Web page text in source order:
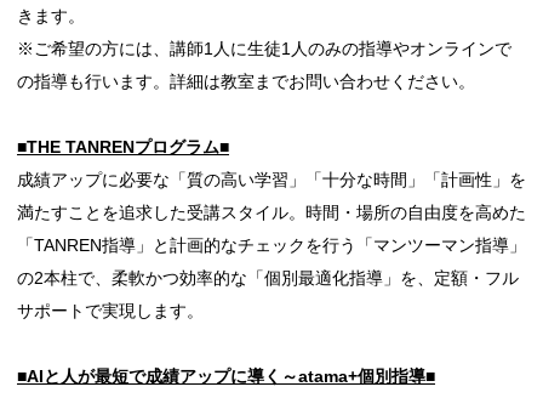
きます。
※ご希望の方には、講師1人に生徒1人のみの指導やオンラインで
の指導も行います。詳細は教室までお問い合わせください。
■THE TANRENプログラム■
成績アップに必要な「質の高い学習」「十分な時間」「計画性」を
満たすことを追求した受講スタイル。時間・場所の自由度を高めた
「TANREN指導」と計画的なチェックを行う「マンツーマン指導」
の2本柱で、柔軟かつ効率的な「個別最適化指導」を、定額・フル
サポートで実現します。
■AIと人が最短で成績アップに導く～atama+個別指導■